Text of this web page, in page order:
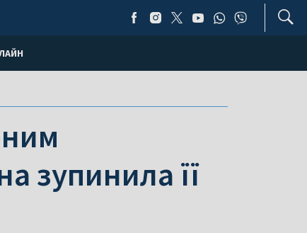
зупинила її